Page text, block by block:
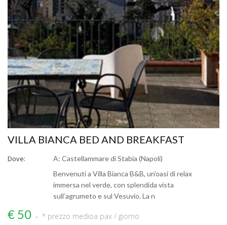
VILLA BIANCA BED AND BREAKFAST
Dove:
A: Castellammare di Stabia (Napoli)
Benvenuti a Villa Bianca B&B, un’oasi di relax
immersa nel verde, con splendida vista
sull’agrumeto e sul Vesuvio. La n
€ 50 * prezzo medioa pax / giorno